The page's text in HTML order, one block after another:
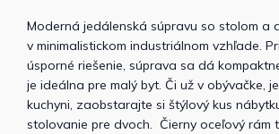
Moderná jedálenská súpravu so stolom a
v minimalistickom industriálnom vzhľade.
úsporné riešenie, súprava sa dá
je ideálna pre malý byt. Či už v obývačke,
kuchyni, zaobstarajte si štýlový kus
stolovanie pre dvoch. Čierny oceľový rám